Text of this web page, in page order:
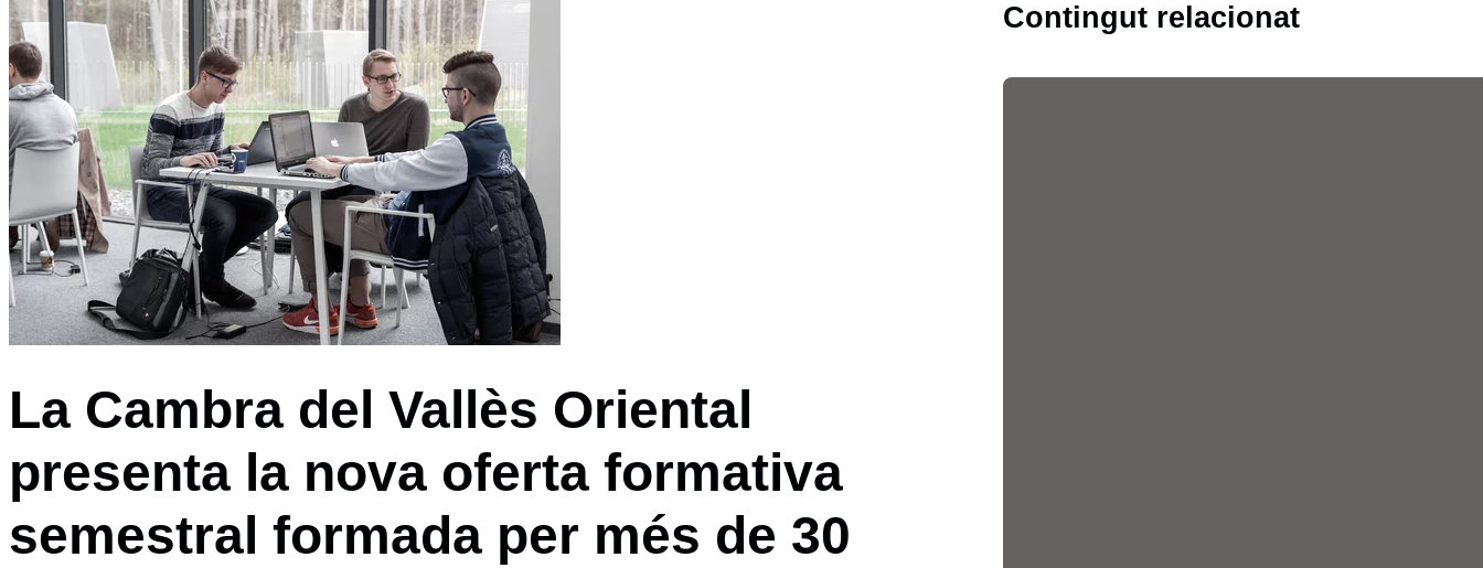
La Cambra del Vallès Oriental
presenta la nova oferta formativa
semestral formada per més de 30
Contingut relacionat